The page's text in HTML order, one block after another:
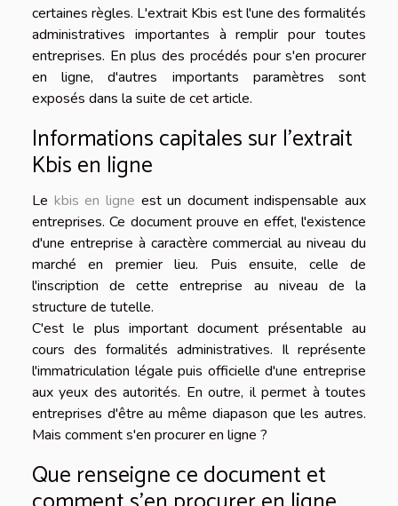
certaines règles. L'extrait Kbis est l'une des formalités
administratives importantes à remplir pour toutes
entreprises. En plus des procédés pour s'en procurer
en ligne, d'autres importants paramètres sont
exposés dans la suite de cet article.
Informations capitales sur l'extrait
Kbis en ligne
Le kbis en ligne est un document indispensable aux
entreprises. Ce document prouve en effet, l'existence
d'une entreprise à caractère commercial au niveau du
marché en premier lieu. Puis ensuite, celle de
l'inscription de cette entreprise au niveau de la
structure de tutelle.
C'est le plus important document présentable au
cours des formalités administratives. Il représente
l'immatriculation légale puis officielle d'une entreprise
aux yeux des autorités. En outre, il permet à toutes
entreprises d'être au même diapason que les autres.
Mais comment s'en procurer en ligne ?
Que renseigne ce document et